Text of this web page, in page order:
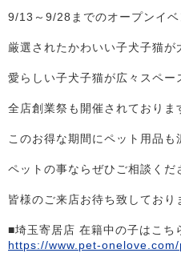
9/13～9/28までのオープンイ
厳選されたかわいい子犬子猫が
愛らしい子犬子猫が広々スペ
全店創業祭も開催されており
このお得な期間にペット用品も
ペットの事ならぜひご相談く
皆様のご来店お待ち致してお
■埼玉寄居店 在籍中の子はこち
https://www.pet-